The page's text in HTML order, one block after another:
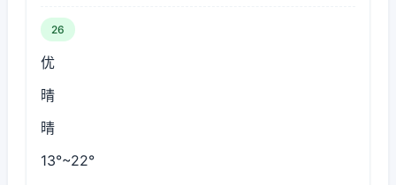
26
优
晴
晴
13°~22°